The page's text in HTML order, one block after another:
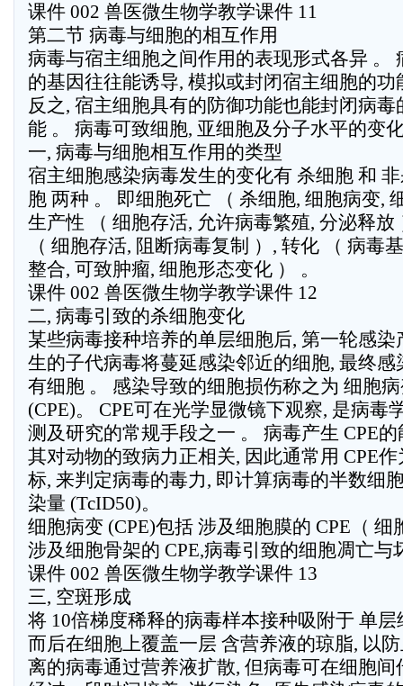
课件 002 兽医微生物学教学课件 11
第二节 病毒与细胞的相互作用
病毒与宿主细胞之间作用的表现形式各异 。
的基因往往能诱导, 模拟或封闭宿主细胞的功
反之, 宿主细胞具有的防御功能也能封闭病毒
能 。 病毒可致细胞, 亚细胞及分子水平的变
一, 病毒与细胞相互作用的类型
宿主细胞感染病毒发生的变化有 杀细胞 和
胞 两种 。 即细胞死亡 （ 杀细胞, 细胞病变,
生产性 （ 细胞存活, 允许病毒繁殖, 分泌释放
（ 细胞存活, 阻断病毒复制 ）, 转化 （ 病毒
整合, 可致肿瘤, 细胞形态变化 ） 。
课件 002 兽医微生物学教学课件 12
二, 病毒引致的杀细胞变化
某些病毒接种培养的单层细胞后, 第一轮感染
生的子代病毒将蔓延感染邻近的细胞, 最终感
有细胞 。 感染导致的细胞损伤称之为 细胞
(CPE)。 CPE可在光学显微镜下观察, 是病毒
测及研究的常规手段之一 。 病毒产生 CPE
其对动物的致病力正相关, 因此通常用 CPE作
标, 来判定病毒的毒力, 即计算病毒的半数细
染量 (TcID50)。
细胞病变 (CPE)包括 涉及细胞膜的 CPE（ 细
涉及细胞骨架的 CPE,病毒引致的细胞凋亡与
课件 002 兽医微生物学教学课件 13
三, 空斑形成
将 10倍梯度稀释的病毒样本接种吸附于 单层
而后在细胞上覆盖一层 含营养液的琼脂, 以
离的病毒通过营养液扩散, 但病毒可在细胞间